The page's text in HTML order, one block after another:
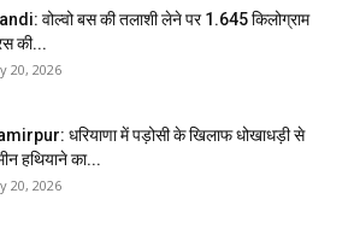
वोल्वो बस की तलाशी लेने पर 1.645 किलोग्राम
की...
20, 2026
धरियाणा में पड़ोसी के खिलाफ धोखाधड़ी से
हथियाने का...
20, 2026